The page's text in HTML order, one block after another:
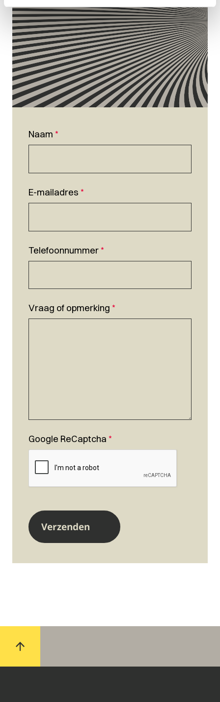
Naam *
E-mailadres *
Telefoonnummer*
Vraag of opmerking *
Google ReCaptcha *